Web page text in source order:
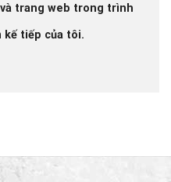
trang web trong trình
kế tiếp của tôi.